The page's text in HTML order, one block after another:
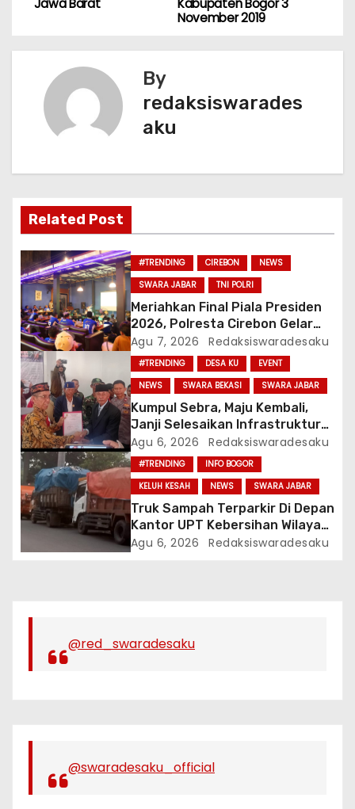
o
o
k
p
p
s
i
p
o
s
Kabupaten Bogor 3
November 2019
Jawa Barat
By
redaksiswarades
aku
Related Post
#TRENDING CIREBON
NEWS
SWARA JABAR
TNI POLRI
Meriahkan Final Piala Presiden
2026, Polresta Cirebon Gelar
Nobar Persib vs Persebaya Dan
Bagi-Bagi Motor Listrik
Agu 7, 2026 Redaksiswaradesaku
#TRENDING DESA KU
EVENT
NEWS
SWARA BEKASI SWARA JABAR
Kumpul Sebra, Maju Kembali,
Janji Selesaikan Infrastruktur
Dan Ajak Warga Jaga Persatuan
Agu 6, 2026 Redaksiswaradesaku
#TRENDING
INFO BOGOR
KELUH KESAH
NEWS SWARA JABAR
Truk Sampah Terparkir Di Depan
Kantor UPT Kebersihan Wilayah
1 Cibinong, Bau Menyengat
Agu 6, 2026 Redaksiswaradesaku
@red_swaradesaku
@swaradesaku_official